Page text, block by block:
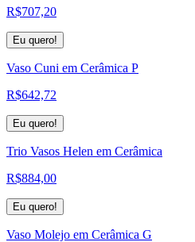
R$707,20
Eu quero!
Vaso Cuni em Cerâmica P
R$642,72
Eu quero!
Trio Vasos Helen em Cerâmica
R$884,00
Eu quero!
Vaso Molejo em Cerâmica G